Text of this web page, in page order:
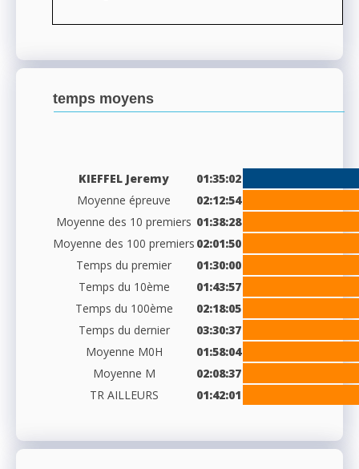
temps moyens
KIEFFEL Jeremy
01:35:02
Moyenne épreuve
02:12:54
Moyenne des 10 premiers 01:38:28
Moyenne des 100 premiers 02:01:50
Temps du premier
01:30:00
Temps du 10ème
01:43:57
Temps du 100ème
02:18:05
Temps du dernier
03:30:37
Moyenne M0H
01:58:04
Moyenne M
02:08:37
TR AILLEURS
01:42:01